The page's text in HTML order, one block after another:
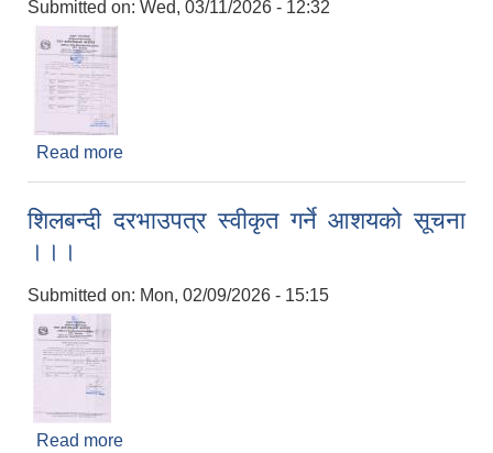
Submitted on: Wed, 03/11/2026 - 12:32
Read more
शिलबन्दी दरभाउपत्र स्वीकृत गर्ने आशयको सूचना
।।।
Submitted on: Mon, 02/09/2026 - 15:15
Read more